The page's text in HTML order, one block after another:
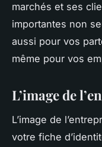
marchés et ses
importantes non
aussi pour vos
même pour vos
L’image de
L’image de
votre fiche